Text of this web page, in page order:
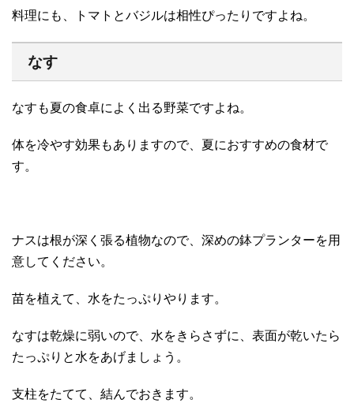
料理にも、トマトとバジルは相性ぴったりですよね。
なす
なすも夏の食卓によく出る野菜ですよね。
体を冷やす効果もありますので、夏におすすめの食材で
す。
ナスは根が深く張る植物なので、深めの鉢プランターを用
意してください。
苗を植えて、水をたっぷりやります。
なすは乾燥に弱いので、水をきらさずに、表面が乾いたら
たっぷりと水をあげましょう。
支柱をたてて、結んでおきます。